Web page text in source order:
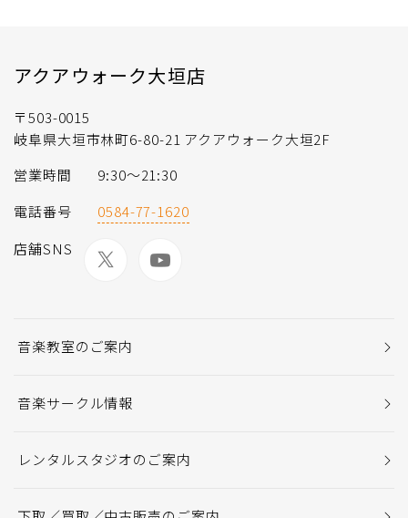
アクアウォーク大垣店
〒503-0015
岐阜県大垣市林町6-80-21 アクアウォーク大垣2F
営業時間
9:30～21:30
電話番号
0584-77-1620
店舗SNS
音楽教室のご案内
音楽サークル情報
レンタルスタジオのご案内